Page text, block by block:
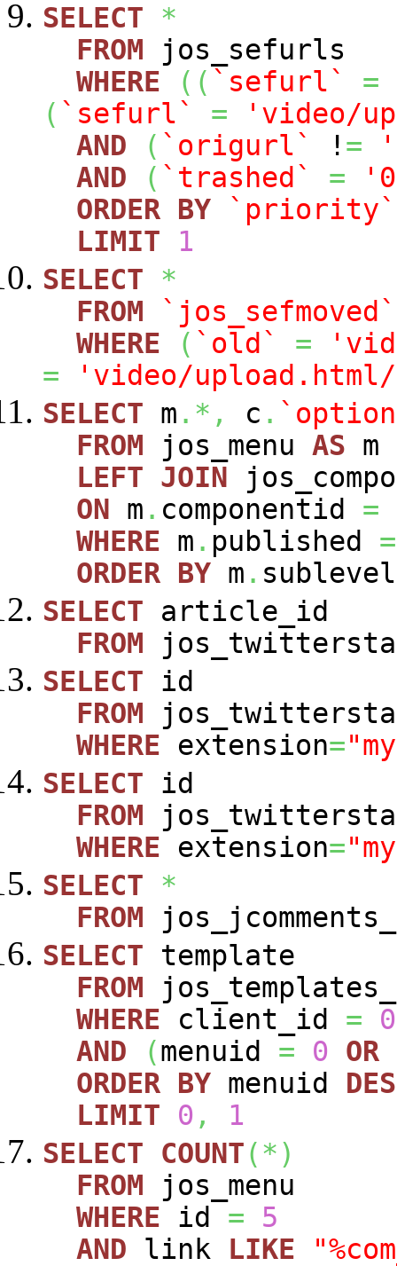
SELECT
*
FROM jos_sefurls
WHERE
( ( `sefurl` =
( `sefurl` =
'video/
AND
( `origurl` ! =
AND
( `trashed` =
ORDER BY
`priority`
LIMIT
1
SELECT
*
FROM
`jos_sefmoved`
WHERE
( `old` =
=
'video/
SELECT m .*, c .
FROM jos_menu AS m
LEFT JOIN
ON m . componentid =
WHERE m . published =
ORDER BY m . sublevel
SELECT article_id
FROM
SELECT id
FROM
WHERE extension=
SELECT id
FROM
WHERE extension=
SELECT
*
FROM
SELECT template
FROM
WHERE client_id =
0
AND
(menuid = 0 OR
ORDER BY menuid
LIMIT
0 ,
1
SELECT
COUNT(*)
FROM jos_menu
WHERE id =
5
AND link LIKE